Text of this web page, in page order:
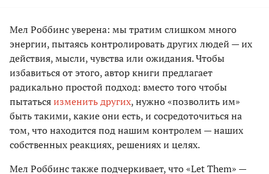
Мел Роббинс уверена: мы тратим слишком много
энергии, пытаясь контролировать других людей — их
действия, мысли, чувства или ожидания. Чтобы
избавиться от этого, автор книги предлагает
радикально простой подход: вместо того чтобы
пытатьсяизменить других, нужно «позволить им»
быть такими, какие они есть, и сосредоточиться на
том, что находится под нашим контролем — наших
собственных реакциях, решениях и целях.
Мел Роббинс также подчеркивает, что «Let Them» —